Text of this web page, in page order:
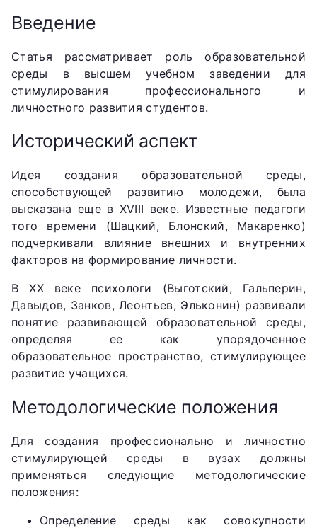
Введение
Статья рассматривает роль образовательной
среды в высшем учебном заведении для
стимулирования профессионального и
личностного развития студентов.
Исторический аспект
Идея создания образовательной среды,
способствующей развитию молодежи, была
высказана еще в XVIII веке. Известные педагоги
того времени (Шацкий, Блонский, Макаренко)
подчеркивали влияние внешних и внутренних
факторов на формирование личности.
В XX веке психологи (Выготский, Гальперин,
Давыдов, Занков, Леонтьев, Эльконин) развивали
понятие развивающей образовательной среды,
определяя ее как упорядоченное
образовательное пространство, стимулирующее
развитие учащихся.
Методологические положения
Для создания профессионально и личностно
стимулирующей среды в вузах должны
применяться следующие методологические
положения:
Определение среды как совокупности